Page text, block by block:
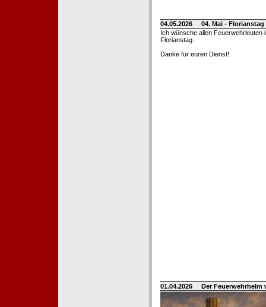
04.05.2026
04. Mai -
Ich wünsche allen Feuerwehrleuten
Florianstag.
Danke für euren Dienst!
01.04.2026 Der